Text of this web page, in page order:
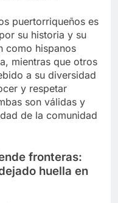
puertorriqueños es
su historia y su
como hispanos
mientras que otros
a su diversidad
y respetar
son válidas y
de la comunidad
fronteras:
huella en